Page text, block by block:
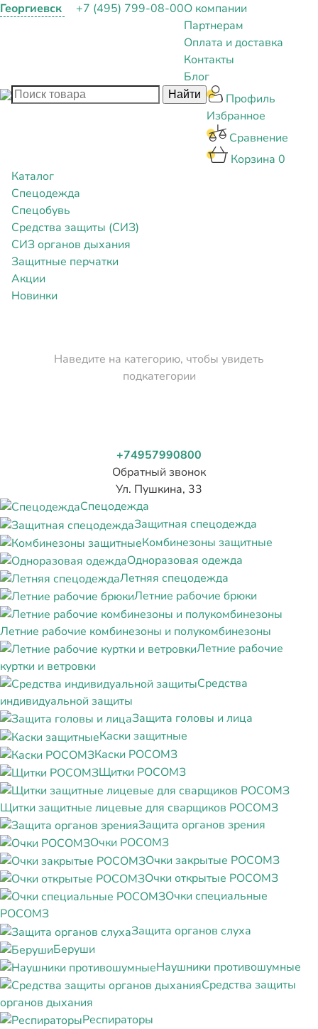
Георгиевск +7 (495) 799-08-00О компании
Партнерам
Оплата и доставка
Контакты
Блог
Профиль
Избранное
Сравнение
Корзина 0
Каталог
Спецодежда
Спецобувь
Средства защиты (СИЗ)
СИЗ органов дыхания
Защитные перчатки
Акции
Новинки
Наведите на категорию, чтобы увидеть
подкатегории
+74957990800
Обратный звонок
Ул. Пушкина, 33
Спецодежда
Защитная спецодежда
Комбинезоны защитные
Одноразовая одежда
Летняя спецодежда
Летние рабочие брюки
Летние рабочие комбинезоны и полукомбинезоны
Летние рабочие
куртки и ветровки
Средства
индивидуальной защиты
Защита головы и лица
Каски защитные
Каски РОСОМЗ
Щитки РОСОМЗ
Щитки защитные лицевые для сварщиков РОСОМЗ
Защита органов зрения
Очки РОСОМЗ
Очки закрытые РОСОМЗ
Очки открытые РОСОМЗ
Очки специальные
РОСОМЗ
Защита органов слуха
Беруши
Наушники противошумные
Средства защиты
органов дыхания
Респираторы